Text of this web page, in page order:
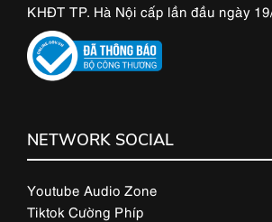
KHĐT TP. Hà Nội cấp lần đầu ngày
NETWORK SOCIAL
Youtube Audio Zone
Tiktok Cường Phíp